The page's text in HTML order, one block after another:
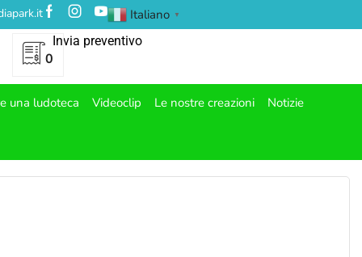
Italiano ▼
0
Invia preventivo
una ludoteca Videoclip Le nostre creazioni Notizie